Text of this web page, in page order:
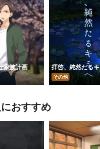
家族計画 拝啓、純然たる
その他
おすすめ